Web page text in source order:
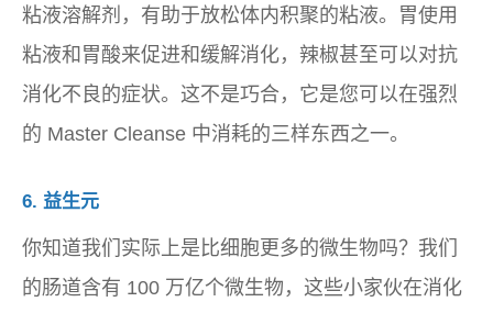
粘液溶解剂，有助于放松体内积聚的粘液。胃使用
粘液和胃酸来促进和缓解消化，辣椒甚至可以对抗
消化不良的症状。这不是巧合，它是您可以在强烈
的 Master Cleanse 中消耗的三样东西之一。
6. 益生元
你知道我们实际上是比细胞更多的微生物吗？我们
的肠道含有 100 万亿个微生物，这些小家伙在消化